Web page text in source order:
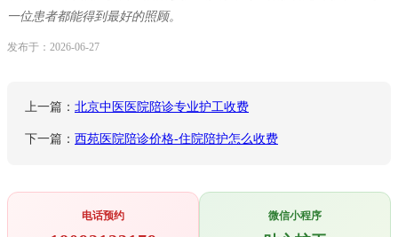
一位患者都能得到最好的照顾。
发布于：2026-06-27
上一篇： 北京中医医院陪诊专业护工收费
下一篇： 西苑医院陪诊价格-住院陪护怎么收费
电话预约 微信小程序